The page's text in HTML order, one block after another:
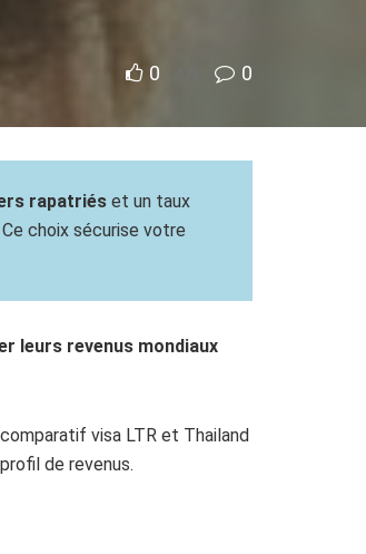
0 0
rapatriés et un taux
choix sécurise votre
leurs revenus mondiaux
visa LTR et Thailand
de revenus.